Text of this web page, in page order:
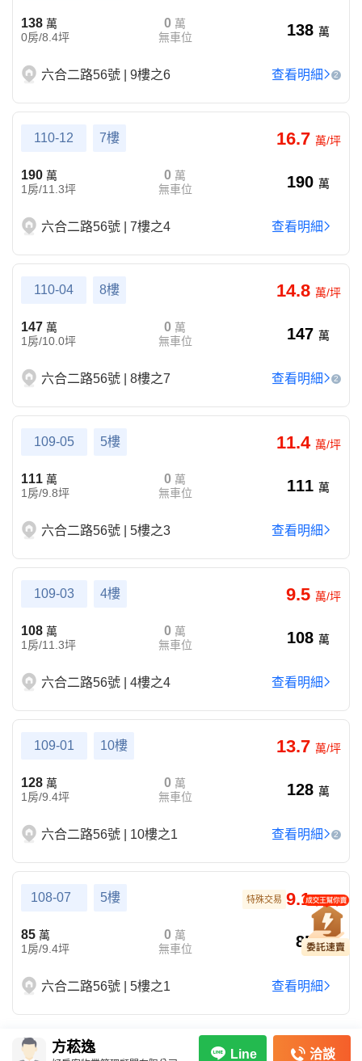
138 萬
0房/8.4坪
0 萬
無車位
138 萬
六合二路56號 | 9樓之6 查看明細 2
110-12 7樓 16.7 萬/坪
190 萬
1房/11.3坪
0 萬
無車位
190 萬
六合二路56號 | 7樓之4 查看明細
110-04 8樓 14.8 萬/坪
147 萬
1房/10.0坪
0 萬
無車位
147 萬
六合二路56號 | 8樓之7 查看明細 2
109-05 5樓 11.4 萬/坪
111 萬
1房/9.8坪
0 萬
無車位
111 萬
六合二路56號 | 5樓之3 查看明細
109-03 4樓 9.5 萬/坪
108 萬
1房/11.3坪
0 萬
無車位
108 萬
六合二路56號 | 4樓之4 查看明細
109-01 10樓 13.7 萬/坪
128 萬
1房/9.4坪
0 萬
無車位
128 萬
六合二路56號 | 10樓之1 查看明細 2
108-07 5樓 9.1萬/坪
特殊交易
85 萬
1房/9.4坪
0 萬
無車位
85萬
六合二路56號 | 5樓之1 查看明細
方菘逸 Line 洽談